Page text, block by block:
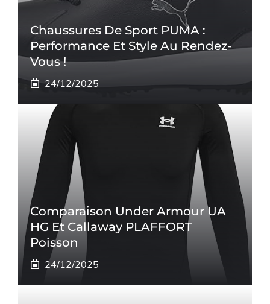
Chaussures De Sport PUMA :
Performance Et Style Au Rendez-
Vous !
24/12/2025
Comparaison Under Armour UA
HG Et Callaway PLAFFORT
Poisson
24/12/2025